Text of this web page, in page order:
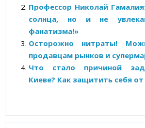
Профессор Николай
солнца, но и не
фанатизма!»
Осторожно нитраты!
продавцам рынков и
Что стало причиной
Киеве? Как защитить себя от